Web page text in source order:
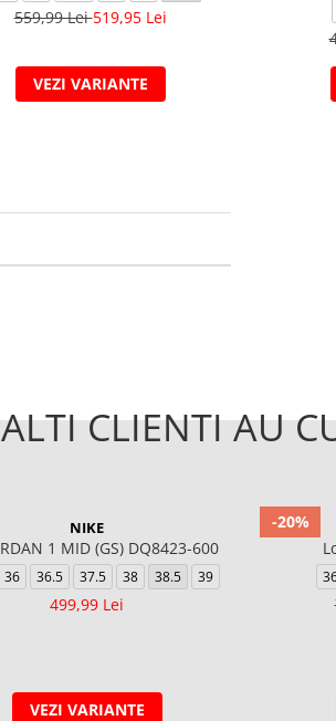
559,99 Lei519,95 Lei
VEZI VARIANTE
ALTI CLIENTI AU
NIKE
1 MID (GS) DQ8423-600
36 36.5 37.5 38 38.5 39
499,99 Lei
VEZI VARIANTE
-20%